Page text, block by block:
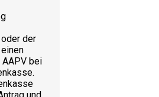
der
AAPV bei